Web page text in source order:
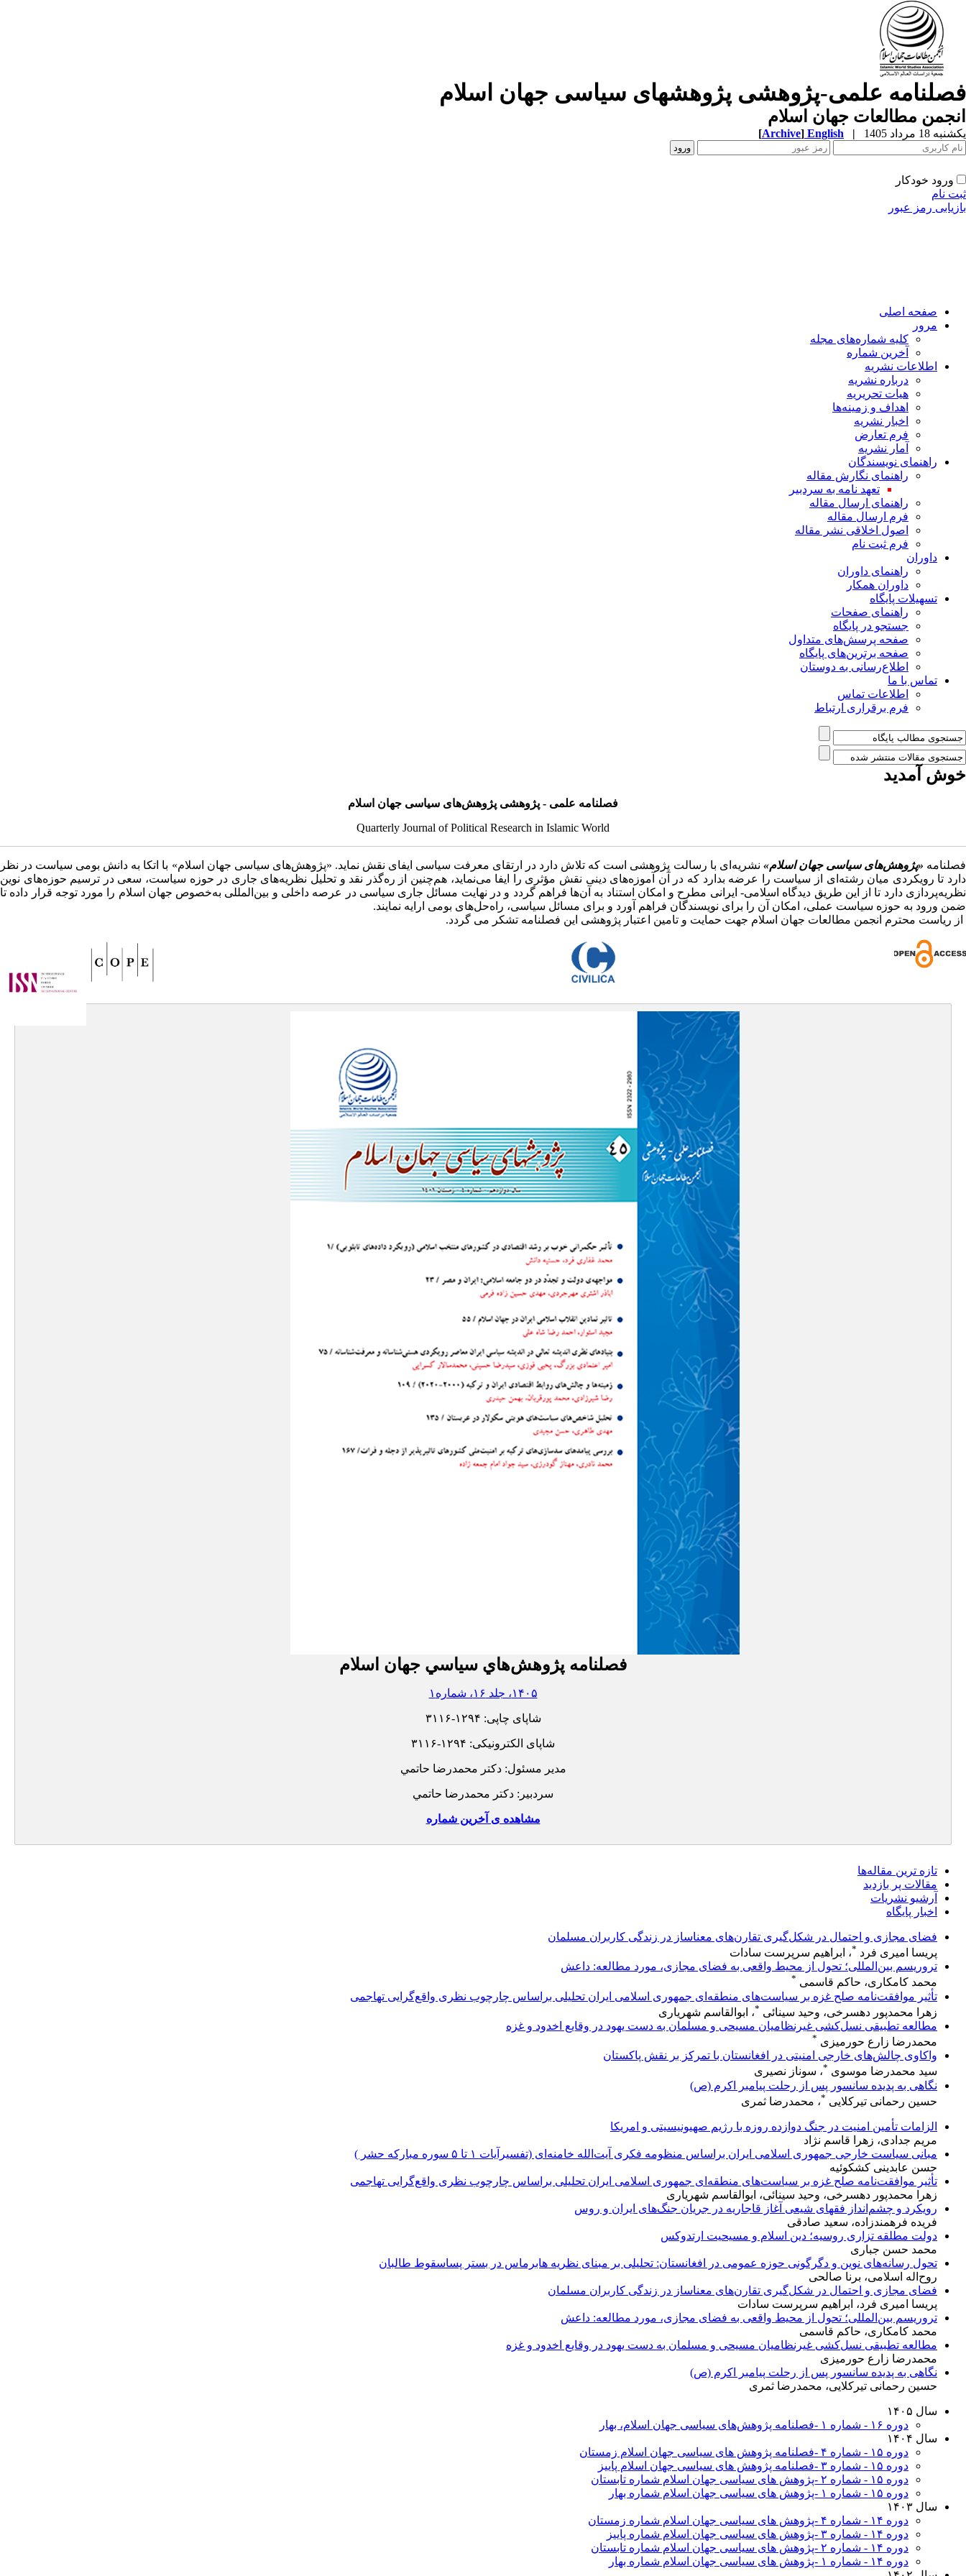
فصلنامه علمی-پژوهشی پژوهشهای سیاسی جهان اسلام
انجمن مطالعات جهان اسلام
یکشنبه 18 مرداد 1405 |
English
[Archive]
ورود خودکار
ثبت نام
بازیابی رمز عبور
صفحه اصلی
مرور
کلیه شماره‌های مجله
آخرین شماره
اطلاعات نشریه
درباره نشریه
هیات تحریریه
اهداف و زمینه‌ها
اخبار نشریه
فرم تعارض
آمار نشریه
راهنمای نویسندگان
راهنمای نگارش مقاله
تعهد نامه به سردبیر
راهنمای ارسال مقاله
فرم ارسال مقاله
اصول اخلاقی نشر مقاله
فرم ثبت نام
داوران
راهنمای داوران
داوران همکار
تسهیلات پایگاه
راهنمای صفحات
جستجو در پایگاه
صفحه پرسش‌های متداول
صفحه برترین‌های پایگاه
اطلاع‌رسانی به دوستان
تماس با ما
اطلاعات تماس
فرم برقراری ارتباط
خوش آمدید
فصلنامه علمی - پژوهشی پژوهش‌های سیاسی جهان اسلام
Quarterly Journal of Political Research in Islamic World
فصلنامه «پژوهش‌های سیاسی جهان اسلام» نشریه‌ای با رسالت پژوهشی است که تلاش دارد در ارتقای معرفت سیاسی ایفای نقش نماید. «پژوهش‌های سیاسی جهان اسلام» با اتکا به دانش بومی سیاست در نظر
دارد تا رویکردی میان رشته‌ای از سیاست را عرضه بدارد که در آن آموزه‌های دینی نقش مؤثری را ایفا می‌نماید، هم‌چنین از ره‌گذر نقد و تحلیل نظریه‌های جاری در حوزه سیاست، سعی در ترسیم حوزه‌های نوین
نظریه‌پردازی دارد تا از این طریق دیدگاه اسلامی- ایرانی مطرح و امکان استناد به آن‌ها فراهم گردد و در نهایت مسائل جاری سیاسی در عرصه داخلی و بین‌المللی به‌خصوص جهان اسلام را مورد توجه قرار داده تا
ضمن ورود به حوزه سیاست عملی، امکان آن را برای نویسندگان فراهم آورد و برای مسائل سیاسی، راه‌حل‌های بومی ارایه نمایند.
از ریاست محترم انجمن مطالعات جهان اسلام جهت حمایت و تامین اعتبار پژوهشی این فصلنامه تشکر می گردد.
فصلنامه پژوهش‌هاي سياسي جهان اسلام
۱۴۰۵، جلد ۱۶، شماره۱
شاپای چاپی: ۳۱۱۶-۱۲۹۴
شاپای الکترونیکی: ۳۱۱۶-۱۲۹۴
مدیر مسئول: دکتر محمدرضا حاتمي
سردبیر: دکتر محمدرضا حاتمي
مشاهده ی آخرین شماره
تازه ‌ترین مقاله‌ها
مقالات پر بازدید
آرشیو نشریات
اخبار پایگاه
فضای مجازی و احتمال در شکل‌گیری تقارن‌های معناساز در زندگی کاربران مسلمان
پریسا امیری فرد *، ابراهیم سرپرست سادات
تروریسم بین‌المللی؛ تحول از محیط واقعی به فضای مجازی، مورد مطالعه: داعش
محمد کامکاری، حاکم قاسمی *
تأثیر موافقت‌نامه صلح غزه بر سیاست‌های منطقه‌ای جمهوری اسلامی ایران تحلیلی براساس چارچوب نظری واقع‌گرایی تهاجمی
زهرا محمدپور دهسرخی، وحید سینائی *، ابوالقاسم شهریاری
مطالعه تطبیقی نسل‌کشی غیرنظامیان مسیحی و مسلمان به دست یهود در وقایع اخدود و غزه
محمدرضا زارع حورمیزی *
واکاوی چالش‌های خارجی امنیتی در افغانستان با تمرکز بر نقش پاکستان
سید محمدرضا موسوی *، سوناز نصیری
نگاهی به پدیده سانسور پس از رحلت پیامبر اکرم (ص)
حسین رحمانی تیرکلایی *، محمدرضا ثمری
الزامات تأمین امنیت در جنگ دوازده روزه با رژیم صهیونیسیتی و امریکا
مریم جدادی، زهرا قاسم نژاد
مبانی سیاست خارجی جمهوری اسلامی ایران براساس منظومه فکری آیت‌الله خامنه‌ای (تفسیرآیات ۱ تا ۵ سوره مبارکه حشر )
حسن عابدینی کشکوئیه
تأثیر موافقت‌نامه صلح غزه بر سیاست‌های منطقه‌ای جمهوری اسلامی ایران تحلیلی براساس چارچوب نظری واقع‌گرایی تهاجمی
زهرا محمدپور دهسرخی، وحید سینائی، ابوالقاسم شهریاری
رویکرد و چشم‌انداز فقهای شیعی آغاز قاجاریه در جریان جنگ‌های ایران و روس
فریده فرهمندزاده، سعید صادقی
دولت مطلقه تزاری روسیه؛ دین اسلام و مسیحیت ارتدوکس
محمد حسن جباری
تحول رسانه‌های نوین و دگرگونی حوزه عمومی در افغانستان: تحلیلی بر مبنای نظریه هابرماس در بستر پساسقوط طالبان
روح‌اله اسلامی، برنا صالحی
فضای مجازی و احتمال در شکل‌گیری تقارن‌های معناساز در زندگی کاربران مسلمان
پریسا امیری فرد، ابراهیم سرپرست سادات
تروریسم بین‌المللی؛ تحول از محیط واقعی به فضای مجازی، مورد مطالعه: داعش
محمد کامکاری، حاکم قاسمی
مطالعه تطبیقی نسل‌کشی غیرنظامیان مسیحی و مسلمان به دست یهود در وقایع اخدود و غزه
محمدرضا زارع حورمیزی
نگاهی به پدیده سانسور پس از رحلت پیامبر اکرم (ص)
حسین رحمانی تیرکلایی، محمدرضا ثمری
سال ۱۴۰۵
دوره ۱۶ - شماره ۱ -فصلنامه پژوهش‌های سیاسی جهان اسلام، بهار
سال ۱۴۰۴
دوره ۱۵ - شماره ۴ -فصلنامه پژوهش های سیاسی جهان اسلام زمستان
دوره ۱۵ - شماره ۳ -فصلنامه پژوهش های سیاسی جهان اسلام پاییز
دوره ۱۵ - شماره ۲ -پژوهش های سیاسی جهان اسلام شماره تابستان
دوره ۱۵ - شماره ۱ -پژوهش های سیاسی جهان اسلام شماره بهار
سال ۱۴۰۳
دوره ۱۴ - شماره ۴ -پژوهش های سیاسی جهان اسلام شماره زمستان
دوره ۱۴ - شماره ۳ -پژوهش های سیاسی جهان اسلام شماره پاییز
دوره ۱۴ - شماره ۲ -پژوهش های سیاسی جهان اسلام شماره تابستان
دوره ۱۴ - شماره ۱ -پژوهش های سیاسی جهان اسلام شماره بهار